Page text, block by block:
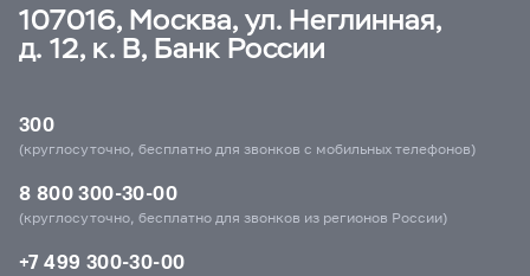
107016, Москва, ул. Неглинная,
д. 12, к. В, Банк России
300
(круглосуточно, бесплатно для звонков с мобильных телефонов)
8 800 300-30-00
(круглосуточно, бесплатно для звонков из регионов России)
+7 499 300-30-00